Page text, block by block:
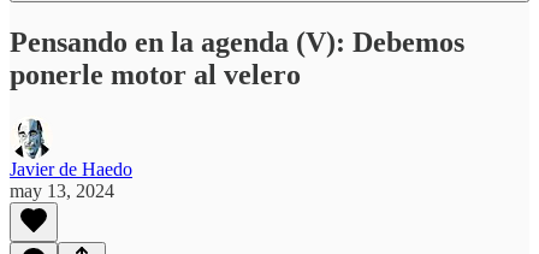
Pensando en la agenda (V): Debemos
ponerle motor al velero
Javier de Haedo
may 13, 2024